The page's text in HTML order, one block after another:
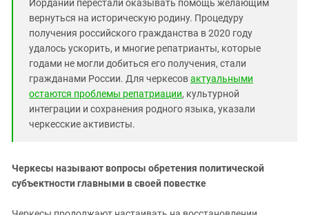
Иордании перестали оказывать помощь желающим
вернуться на историческую родину. Процедуру
получения российского гражданства в 2020 году
удалось ускорить, и многие репатрианты, которые
годами не могли добиться его получения, стали
гражданами России. Для черкесовактуальными
остаются проблемы репатриации, культурной
интеграции и сохранения родного языка, указали
черкесские активисты.
Черкесы называют вопросы обретения политической
субъектности главными в своей повестке